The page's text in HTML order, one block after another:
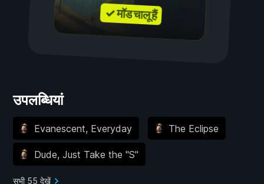
✓ मॉड चालू हैं
उपलब्धियां
Evanescent, Everyday The Eclipse
Dude, Just Take the "S"
सभी 55 देखें